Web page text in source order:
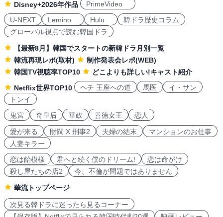
Disney+2026年作品
PrimeVideo
U-NEXT
Lemino Hulu
韓ドラ歴史コラム
グローバル視点で読む韓国ドラ
【最新8月】韓国でスタートの新韓ドラ月別一覧
韓流再現レポ(取材)
制作発表会レポ(WEB)
韓国TV視聴率TOP10
どこよりも詳しい!キャスト紹介
Netflix世界TOP10
ヘチ 王座への道 馬医
イ・サン
トンイ
鬼宮
奇皇后 華政 善徳女王 恋人
愛が来る 財閥 X 刑事2 夫婦の結末
マンションのお仕事
人妻キラー
恋は飴模様
君へと続く僕のドリーム!
恋は命がけ
殺し屋たちの店2
今、不倫が問題ではありません
華流トップページ
次見る韓ドラに迷ったら見るコーナー